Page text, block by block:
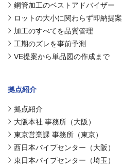
鋼管加工のベストアドバイザー
ロットの大小に関わらず即納提案
加工のすべてを品質管理
工期のズレを事前予測
VE提案から単品図の作成まで
拠点紹介
拠点紹介
大阪本社 事務所（大阪）
東京営業課 事務所（東京）
西日本パイプセンター（大阪）
東日本パイプセンター（埼玉）